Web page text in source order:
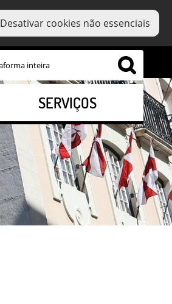
Desativar cookies não essenciais
SERVIÇOS